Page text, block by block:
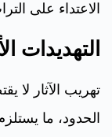
الاعتداء على
التهديدات
تهريب الآثار لا
الحدود، ما يستلزم